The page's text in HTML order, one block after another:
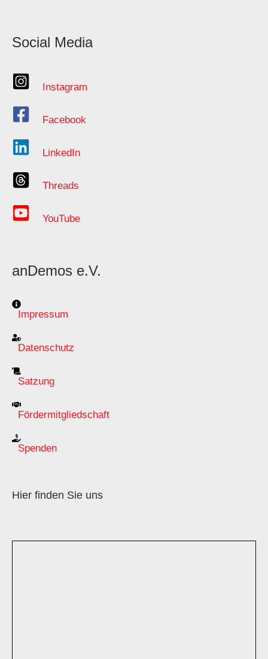
Social Media
Instagram
Facebook
LinkedIn
Threads
YouTube
anDemos e.V.
Impressum
Datenschutz
Satzung
Fördermitgliedschaft
Spenden
Hier finden Sie uns